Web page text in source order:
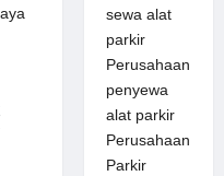
sewa alat
parkir
Perusahaan
penyewa
alat parkir
Perusahaan
Parkir